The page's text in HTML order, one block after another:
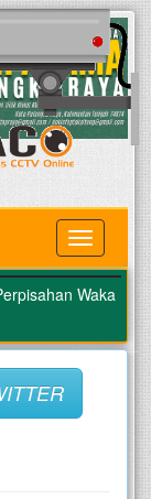
MENU
Waka